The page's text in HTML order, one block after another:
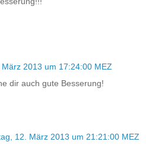
2013 um 17:24:00 MEZ
dir auch gute Besserung!
12. März 2013 um 21:21:00 MEZ